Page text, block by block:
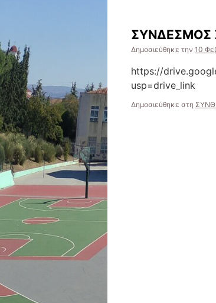
ΣΥΝΔΕΣΜΟΣ
Δημοσιεύθηκε την 10
https://
usp=drive_link
Δημοσιεύθηκε στη